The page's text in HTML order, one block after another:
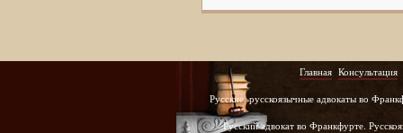
Главная Консультация
Русские, русскоязычные адвокаты во
Русский адвокат во Франкфурте.